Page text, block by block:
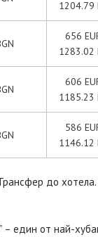
1204.79
656
1283.02
606
1185.23
586
1146.12
до
– един от най-